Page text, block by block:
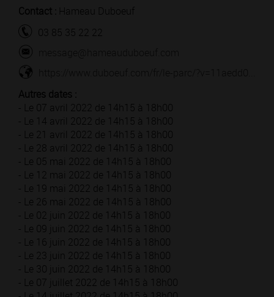
Contact : Hameau Duboeuf
03 85 35 22 22
Autres dates :
- Le 07 avril 2022 de 14h15 à 18h00
- Le 14 avril 2022 de 14h15 à 18h00
- Le 21 avril 2022 de 14h15 à 18h00
- Le 28 avril 2022 de 14h15 à 18h00
- Le 05 mai 2022 de 14h15 à 18h00
- Le 12 mai 2022 de 14h15 à 18h00
- Le 19 mai 2022 de 14h15 à 18h00
- Le 26 mai 2022 de 14h15 à 18h00
- Le 02 juin 2022 de 14h15 à 18h00
- Le 09 juin 2022 de 14h15 à 18h00
- Le 16 juin 2022 de 14h15 à 18h00
- Le 23 juin 2022 de 14h15 à 18h00
- Le 30 juin 2022 de 14h15 à 18h00
- Le 07 juillet 2022 de 14h15 à 18h00